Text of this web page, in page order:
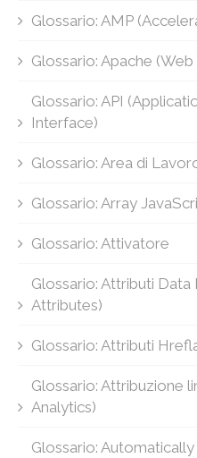
Glossario: AMP
Glossario: Apache
Glossario: API
Interface)
Glossario: Area di
Glossario: Array
Glossario: Attivatore
Glossario: Attributi
Attributes)
Glossario: Attributi
Glossario: Attribuzione
Analytics)
Glossario: